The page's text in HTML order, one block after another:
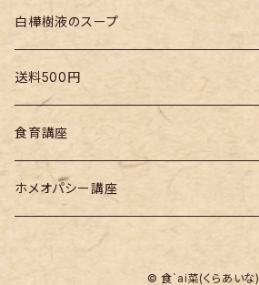
白樺樹液のスープ
送料500円
食育講座
無添加ふりかけ
無添加ふりかけ活用レシピ集
ホメオパシー講座
© 食`ai菜(くらあいな)